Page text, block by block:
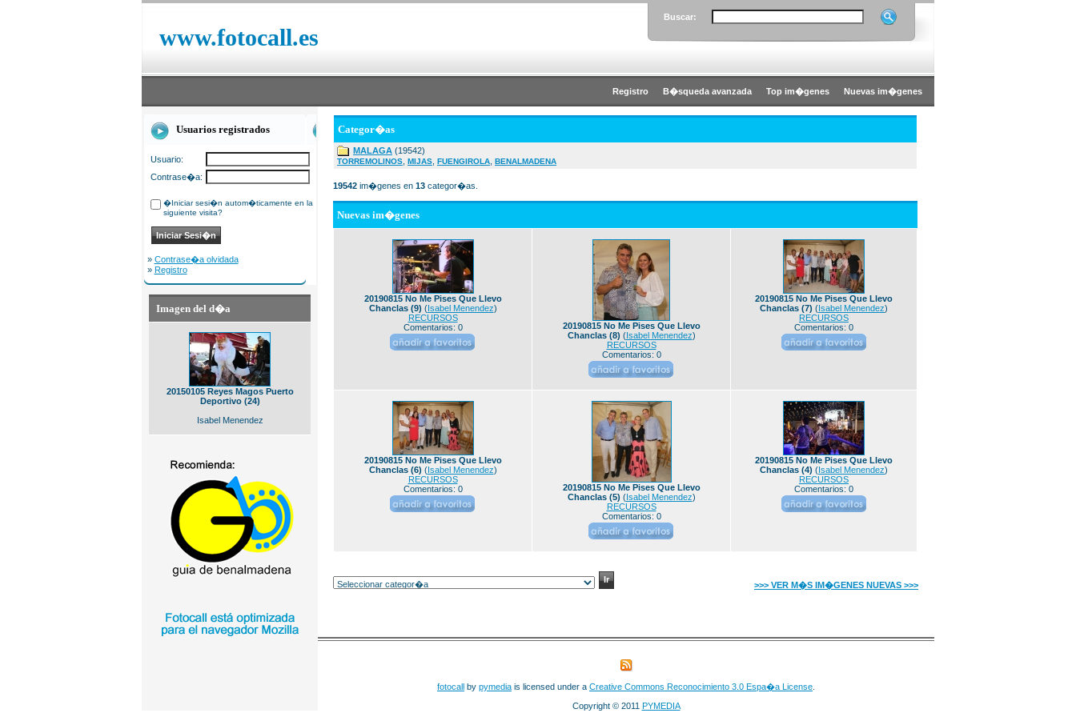
www.fotocall.es
Buscar:
Registro B�squeda avanzada Top im�genes Nuevas im�genes
Usuarios registrados
Usuario:
Contrase�a:
�Iniciar sesi�n autom�ticamente en la
siguiente visita?
» Contrase�a olvidada
» Registro
Imagen del d�a
20150105 Reyes Magos Puerto
Deportivo (24)
Isabel Menendez
Categor�as
MALAGA (19542)
TORREMOLINOS MIJAS FUENGIROLA BENALMADENA
19542 im�genes en 13 categor�as.
Nuevas im�genes
20190815 No Me Pises Que Llevo
Chanclas (9) (Isabel Menendez)
RECURSOS
Comentarios: 0
20190815 No Me Pises Que Llevo
Chanclas (8) (Isabel Menendez)
RECURSOS
Comentarios: 0
20190815 No Me Pises Que Llevo
Chanclas (7) (Isabel Menendez)
RECURSOS
Comentarios: 0
20190815 No Me Pises Que Llevo
Chanclas (6) (Isabel Menendez)
RECURSOS
Comentarios: 0
20190815 No Me Pises Que Llevo
Chanclas (5) (Isabel Menendez)
RECURSOS
Comentarios: 0
20190815 No Me Pises Que Llevo
Chanclas (4) (Isabel Menendez)
RECURSOS
Comentarios: 0
>>> VER M�S IM�GENES NUEVAS >>>
fotocall by pymedia is licensed under a Creative Commons Reconocimiento 3.0 Espa�a License
Copyright © 2011 PYMEDIA